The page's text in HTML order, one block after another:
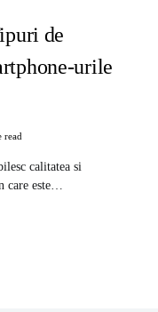
de
urile
read
calitatea si
care este…